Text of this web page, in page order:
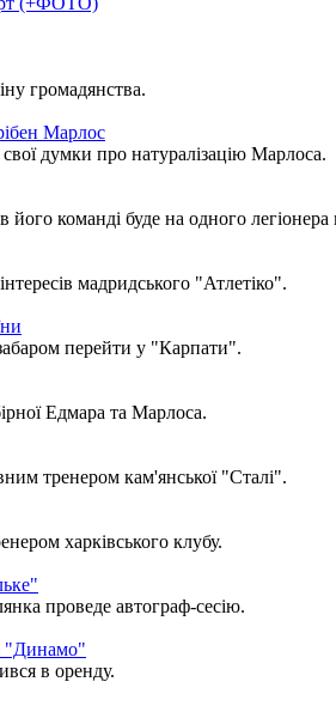
громадянства.
Марлос
думки про натуралізацію Марлоса.
команді буде на одного
мадридського "Атлетіко".
перейти у "Карпати".
Едмара та Марлоса.
тренером кам'янської "Сталі".
харківського клубу.
проведе автограф-сесію.
"Динамо"
в оренду.